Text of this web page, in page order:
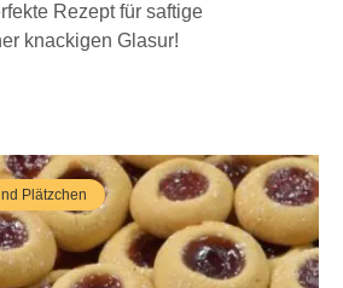
Rezept für saftige
knackigen Glasur!
Plätzchen